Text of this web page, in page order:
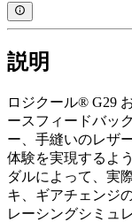
説明
ロジクール® G29
ースフィードバッ
ー、手縫いのレザ
体験を実現するよ
ダルによって、実
キ、ギアチェンジ
レーシングシミュ